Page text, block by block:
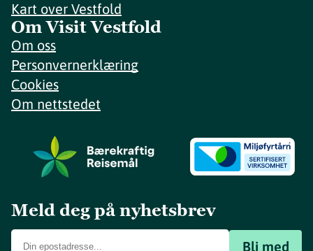
Kart over Vestfold
Om Visit Vestfold
Om oss
Personvernerklæring
Cookies
Om nettstedet
Meld deg på nyhetsbrev
Bli med